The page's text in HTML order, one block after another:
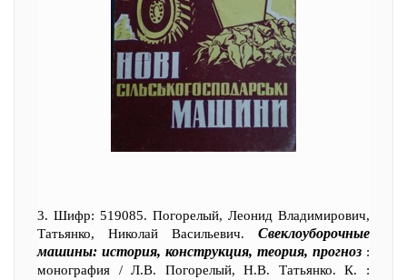
3. Шифр: 519085. Погорелый, Леонид Владимирович,
Татьянко, Николай Васильевич. Свеклоуборочные
машины: история, конструкция, теория, прогноз :
монография / Л.В. Погорелый, Н.В. Татьянко. К. :